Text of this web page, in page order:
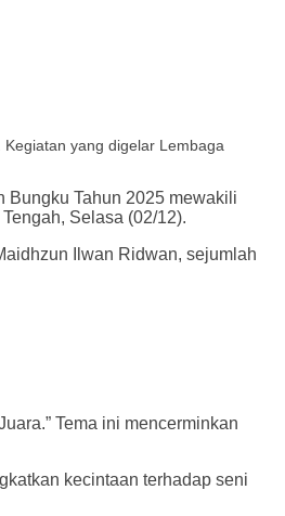
yang digelar Lembaga
Bungku Tahun 2025 mewakili
Selasa (02/12).
Ilwan Ridwan, sejumlah
Tema ini mencerminkan
kecintaan terhadap seni